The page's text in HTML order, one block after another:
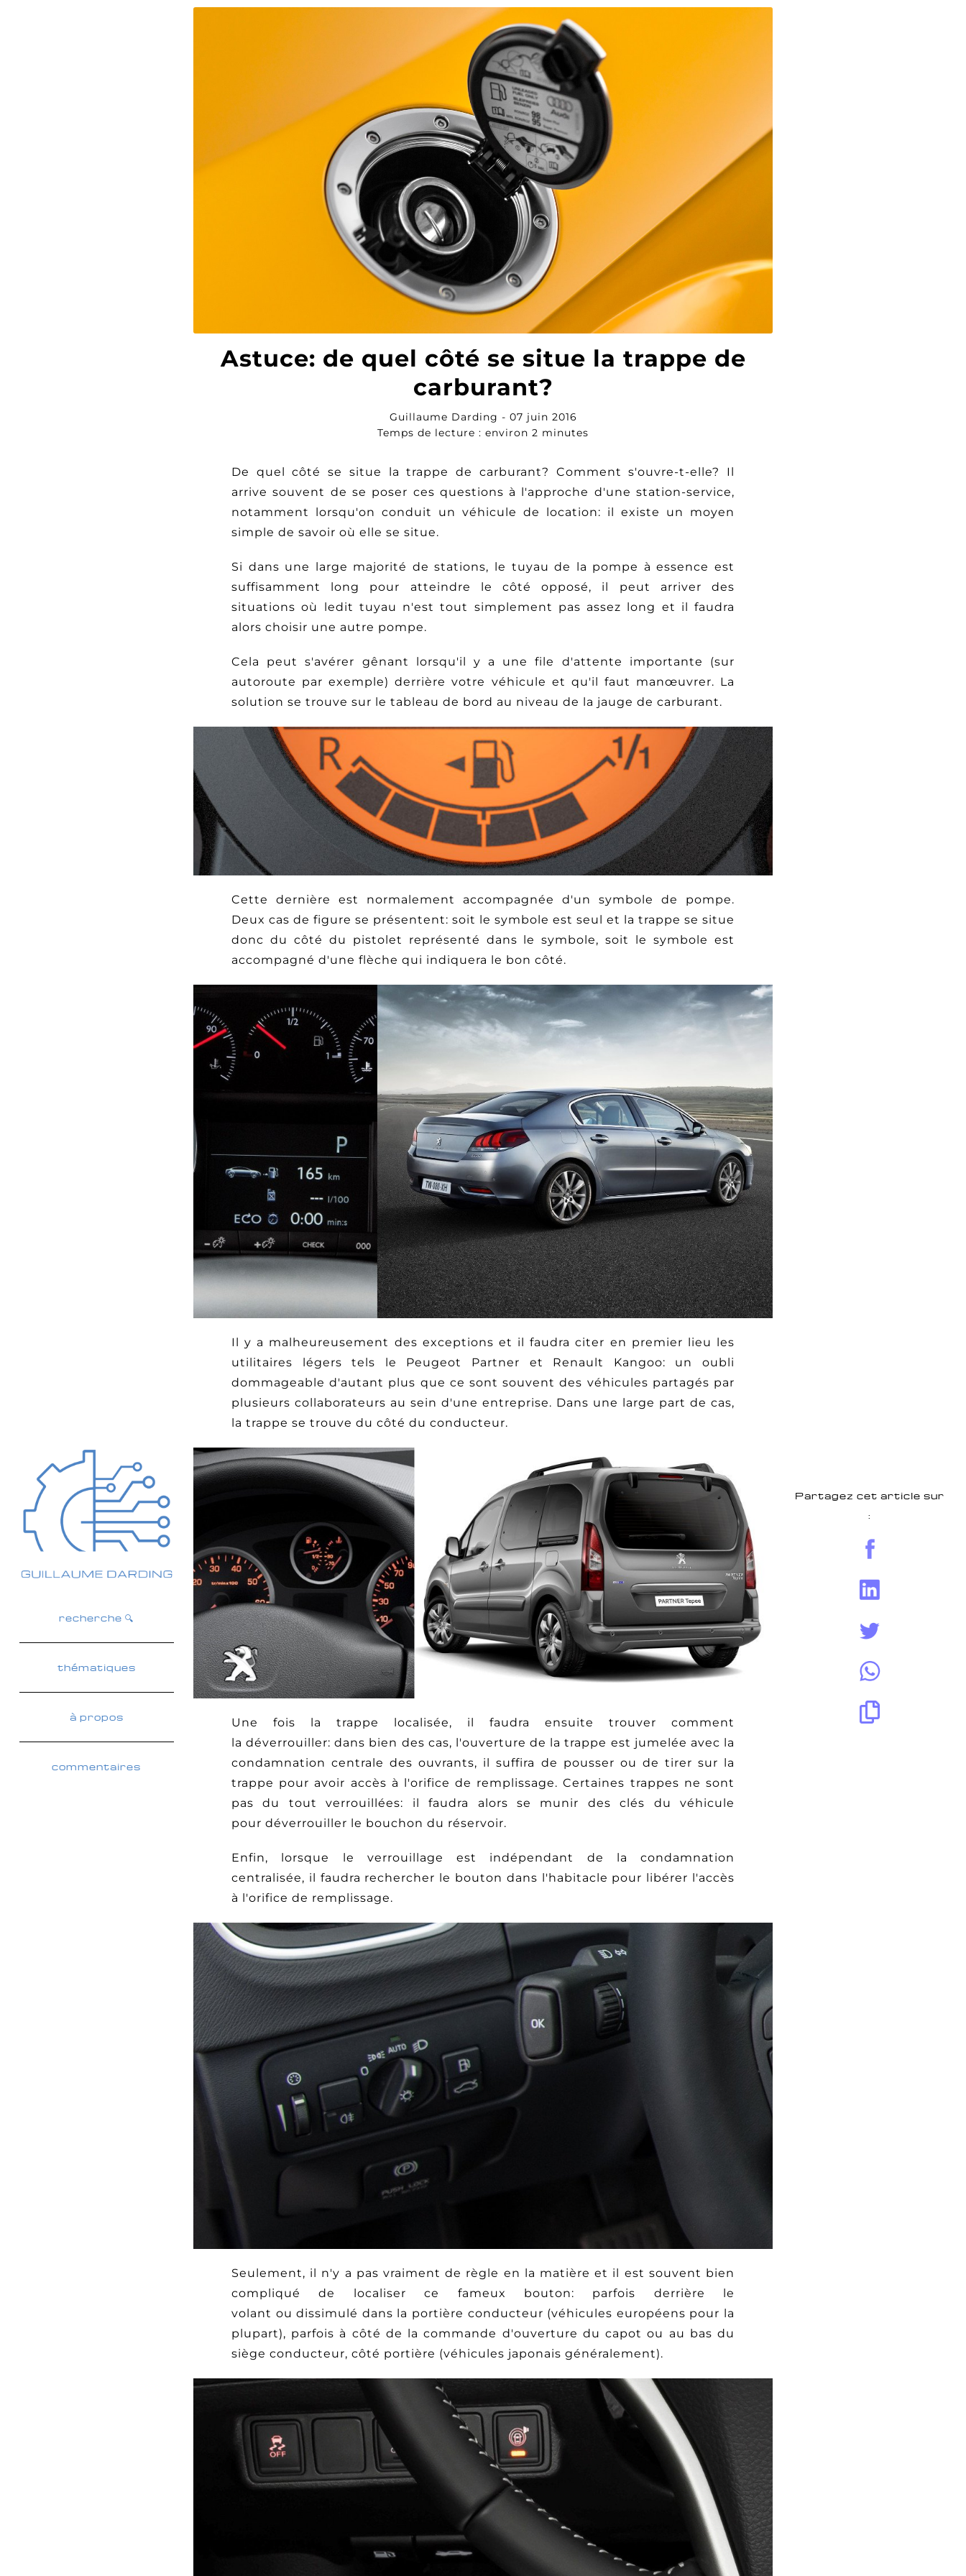
recherche 🔍
thématiques
à propos
commentaires
Astuce: de quel côté se situe la trappe de
carburant?
Guillaume Darding - 07 juin 2016
Temps de lecture : environ 2 minutes
De quel côté se situe la trappe de carburant? Comment s'ouvre-t-elle? Il
arrive souvent de se poser ces questions à l'approche d'une station-service,
notamment lorsqu'on conduit un véhicule de location: il existe un moyen
simple de savoir où elle se situe.
Si dans une large majorité de stations, le tuyau de la pompe à essence est
suffisamment long pour atteindre le côté opposé, il peut arriver des
situations où ledit tuyau n'est tout simplement pas assez long et il faudra
alors choisir une autre pompe.
Cela peut s'avérer gênant lorsqu'il y a une file d'attente importante (sur
autoroute par exemple) derrière votre véhicule et qu'il faut manœuvrer. La
solution se trouve sur le tableau de bord au niveau de la jauge de carburant.
Cette dernière est normalement accompagnée d'un symbole de pompe.
Deux cas de figure se présentent: soit le symbole est seul et la trappe se situe
donc du côté du pistolet représenté dans le symbole, soit le symbole est
accompagné d'une flèche qui indiquera le bon côté.
Il y a malheureusement des exceptions et il faudra citer en premier lieu les
utilitaires légers tels le Peugeot Partner et Renault Kangoo: un oubli
dommageable d'autant plus que ce sont souvent des véhicules partagés par
plusieurs collaborateurs au sein d'une entreprise. Dans une large part de cas,
la trappe se trouve du côté du conducteur.
Une fois la trappe localisée, il faudra ensuite trouver comment
la déverrouiller: dans bien des cas, l'ouverture de la trappe est jumelée avec la
condamnation centrale des ouvrants, il suffira de pousser ou de tirer sur la
trappe pour avoir accès à l'orifice de remplissage. Certaines trappes ne sont
pas du tout verrouillées: il faudra alors se munir des clés du véhicule
pour déverrouiller le bouchon du réservoir.
Enfin, lorsque le verrouillage est indépendant de la condamnation
centralisée, il faudra rechercher le bouton dans l'habitacle pour libérer l'accès
à l'orifice de remplissage.
Seulement, il n'y a pas vraiment de règle en la matière et il est souvent bien
compliqué de localiser ce fameux bouton: parfois derrière le
volant ou dissimulé dans la portière conducteur (véhicules européens pour la
plupart), parfois à côté de la commande d'ouverture du capot ou au bas du
siège conducteur, côté portière (véhicules japonais généralement).
Partagez cet article sur
: